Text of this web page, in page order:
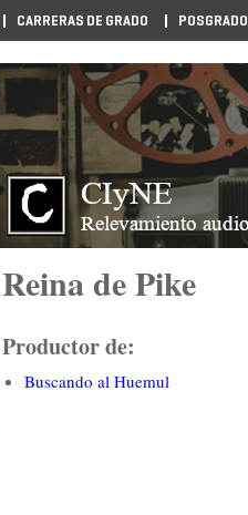
CARRERAS DE GRADO POSGRADO
Reina de Pike
Productor de:
Buscando al Huemul